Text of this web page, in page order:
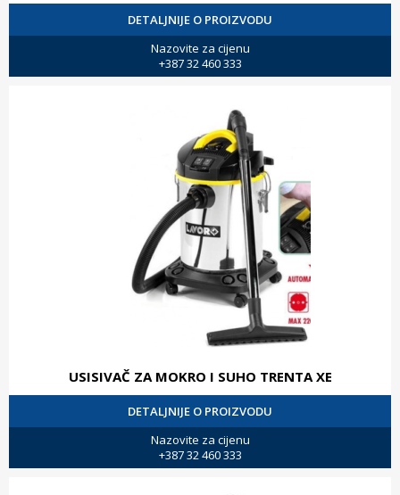
DETALJNIJE O PROIZVODU
Nazovite za cijenu
+387 32 460 333
USISIVAČ ZA MOKRO I SUHO TRENTA XE
DETALJNIJE O PROIZVODU
Nazovite za cijenu
+387 32 460 333